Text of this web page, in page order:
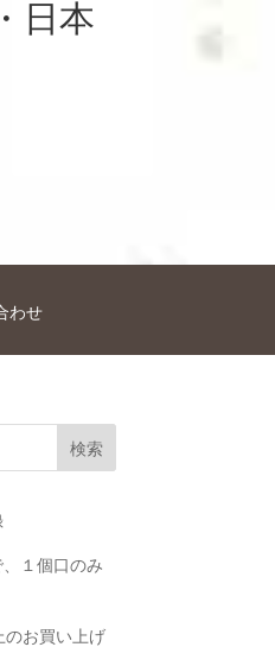
日本
わせ